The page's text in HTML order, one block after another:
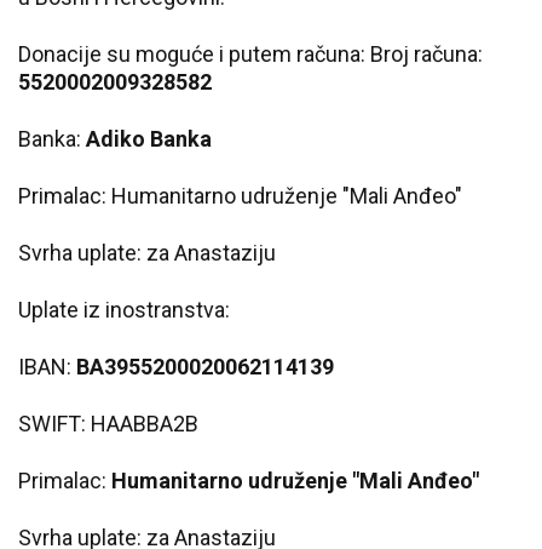
Donacije su moguće i putem računa: Broj računa:
5520002009328582
Banka: Adiko Banka
Primalac: Humanitarno udruženje "Mali Anđeo"
Svrha uplate: za Anastaziju
Uplate iz inostranstva:
IBAN: BA3955200020062114139
SWIFT: HAABBA2B
Primalac: Humanitarno udruženje "Mali Anđeo"
Svrha uplate: za Anastaziju